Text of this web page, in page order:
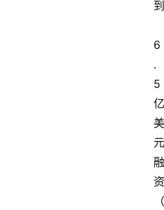
到
6
.
5
亿
美
元
融
资
（